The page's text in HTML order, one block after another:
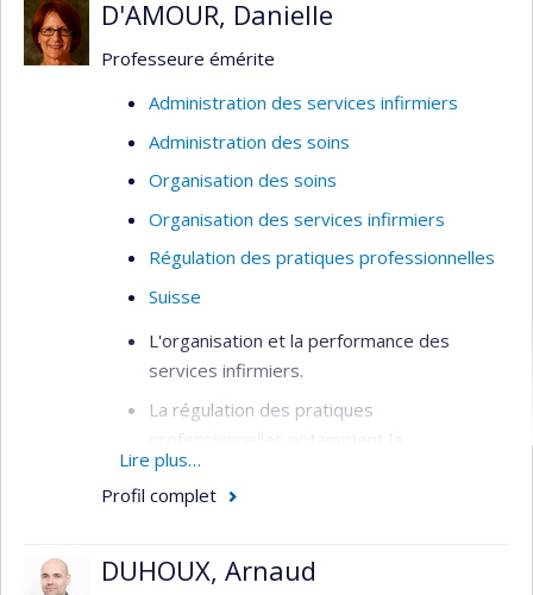
D'AMOUR, Danielle
Professeure émérite
Administration des services infirmiers
Administration des soins
Organisation des soins
Organisation des services infirmiers
Régulation des pratiques professionnelles
Suisse
L'organisation et la performance des
services infirmiers.
La régulation des pratiques
professionnelles notamment la
collaboration interprofessionnelle
Lire plus…
Profil complet
DUHOUX, Arnaud